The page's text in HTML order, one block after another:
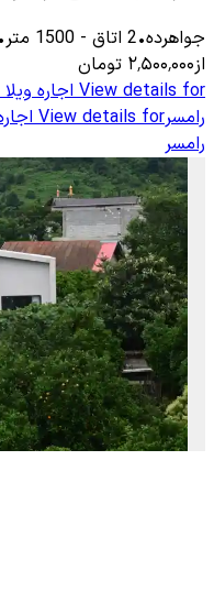
جواهرده•
2 اتاق -
1500 متر•
از۲٬۵۰۰٬۰۰۰ تومان
View details for اجاره
رامسرView details for
رامسر